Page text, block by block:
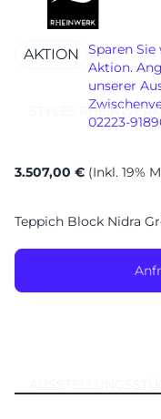
RHEINWERK
AKTION
Sparen
Aktion.
unserer
02223-
3.507,00 € (Inkl. 19%
Teppich Block Nidra